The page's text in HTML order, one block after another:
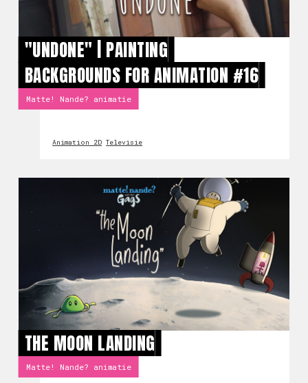
"UNDONE" | PAINTING
BACKGROUNDS FOR ANIMATION #16
Matte! Nande? animatie
Animation 2D Televisie
THE MOON LANDING
Matte! Nande? animatie